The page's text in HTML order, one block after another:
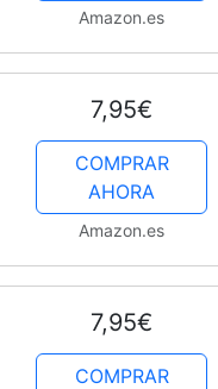
Amazon.es
7,95€
COMPRAR
AHORA
Amazon.es
7,95€
COMPRAR